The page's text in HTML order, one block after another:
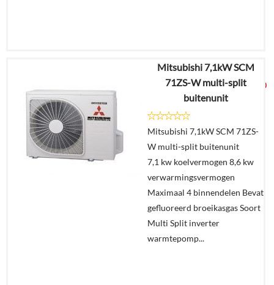
€9.215,36
€4.749,00
Offerte
aanvragen?
In
winkelmand
Mitsubishi 7,1kW SCM
71ZS-W multi-split
buitenunit
Mitsubishi 7,1kW SCM 71ZS-
W multi-split buitenunit
7,1 kw koelvermogen 8,6 kw
verwarmingsvermogen
Maximaal 4 binnendelen Bevat
gefluoreerd broeikasgas Soort
Multi Split inverter
warmtepomp...